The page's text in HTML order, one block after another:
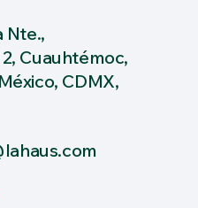
Nte.,
Cuauhtémoc,
CDMX,